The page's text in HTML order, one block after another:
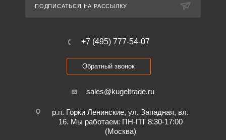
ПОДПИСАТЬСЯ НА РАССЫЛКУ
+7 (495) 777-54-07
Обратный звонок
sales@kugeltrade.ru
р.п. Горки Ленинские, ул. Западная, вл.
16. Мы работаем: ПН-ПТ 8:30-17:00
(Москва)